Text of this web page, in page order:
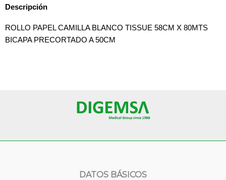
Descripción
ROLLO PAPEL CAMILLA BLANCO TISSUE 58CM X 80MTS
BICAPA PRECORTADO A 50CM
DATOS BÁSICOS